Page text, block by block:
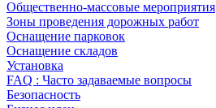
Общественно‑массовые мероприятия
Зоны проведения дорожных работ
Оснащение парковок
Оснащение складов
Установка
FAQ : Часто задаваемые вопросы
Безопасность